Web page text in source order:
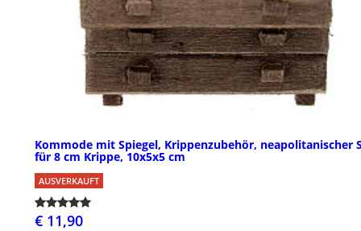
Kommode mit Spiegel, Krippenzubehör, neapolitanischer
für 8 cm Krippe, 10x5x5 cm
AUSVERKAUFT
€ 11,90